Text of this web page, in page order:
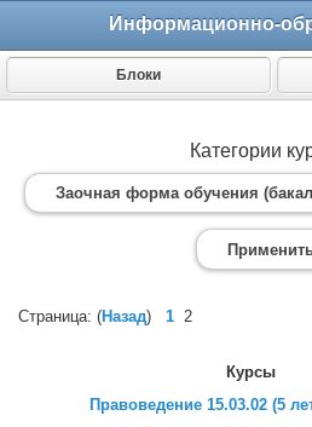
Блоки
Категории
Страница: (Назад) 1 2
Курсы
Правоведение 15.03.02 (5